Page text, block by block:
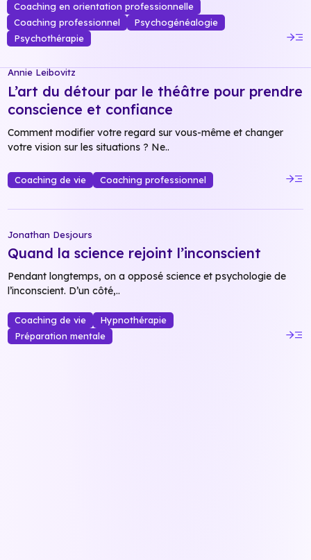
Coaching en orientation professionnelle
Coaching professionnel
Psychogénéalogie
Psychothérapie
read_more
Annie Leibovitz
L’art du détour par le théâtre pour prendre
conscience et confiance
Comment modifier votre regard sur vous-même et changer
votre vision sur les situations ? Ne..
Coaching de vie Coaching professionnel read_more
Jonathan Desjours
Quand la science rejoint l’inconscient
Pendant longtemps, on a opposé science et psychologie de
l’inconscient. D’un côté,..
Coaching de vie
Hypnothérapie
Préparation mentale
read_more